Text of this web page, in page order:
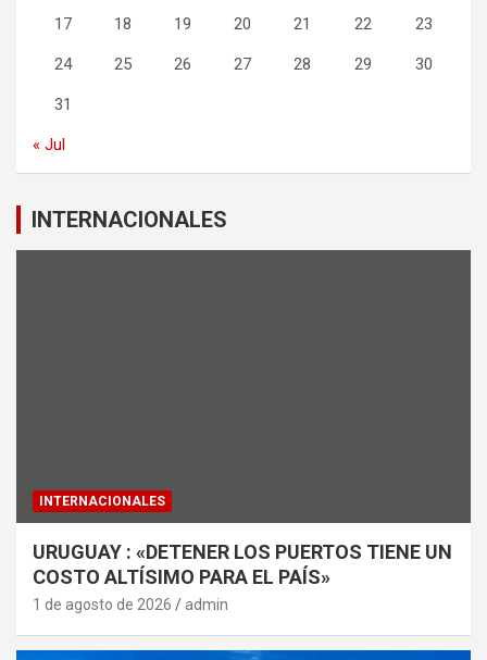
17 18 19 20 21 22 23
24 25 26 27 28 29 30
31
« Jul
INTERNACIONALES
INTERNACIONALES
URUGUAY : «DETENER LOS PUERTOS TIENE UN
COSTO ALTÍSIMO PARA EL PAÍS»
1 de agosto de 2026 admin